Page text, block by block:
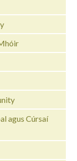
agus Cúrsaí